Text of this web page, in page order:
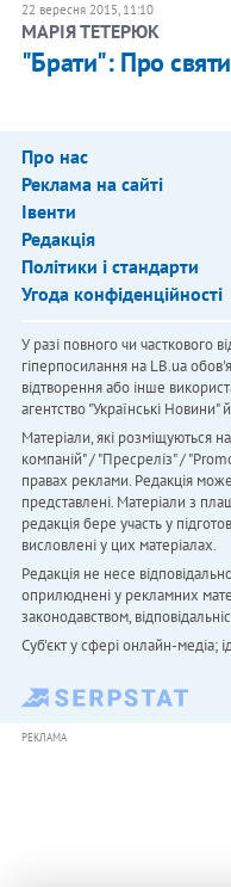
22 вересня 2015, 11:10
МАРІЯ ТЕТЕРЮК
"Брати": Про
Про нас
Реклама на сайті
Івенти
Редакція
Політики і стандарти
Угода конфіденційності
У разі повного чи часткового
гіперпосилання на LB.ua
відтворення або інше
агентство "Українськi Новини"
Матеріали, які розміщуються
компаній" / "Пресреліз" /
правах реклами. Редакція
представлені. Матеріали з
редакція бере участь у
висловлені у цих матеріалах.
Редакція не несе
оприлюднені у рекламних
законодавством,
Cуб'єкт у сфері онлайн-медіа;
РЕКЛАМА